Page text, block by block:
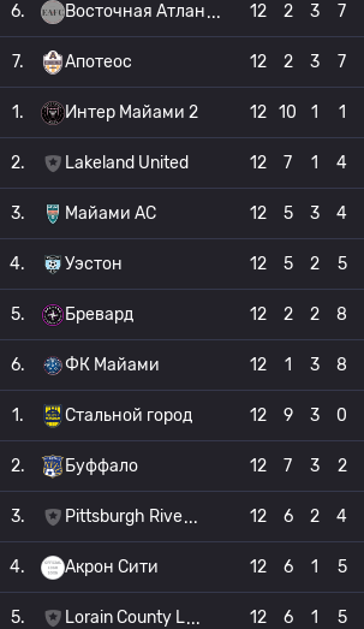
6. Восточная Атлан 12 2 3 7
7. Апотеос 12 2 3 7
1. Интер Майами 2 12 10 1 1
2. Lakeland United 12 7 1 4
3. Майами АС 12 5 3 4
4. Уэстон 12 5 2 5
5. Бревард 12 2 2 8
6. ФК Майами 12 1 3 8
1. Стальной город 12 9 3 0
2. Буффало 12 7 3 2
3. Pittsburgh Rive 12 6 2 4
4. Акрон Сити 12 6 1 5
5. Lorain County L 12 6 1 5